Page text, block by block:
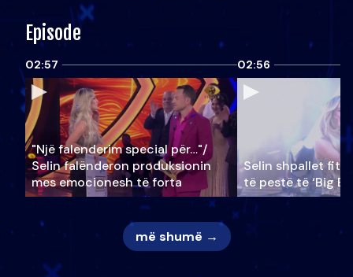
Episode
02:57
"Një falenderim special për…"/
Selin falënderon produksionin
mes emocionesh të forta
02:56
Selin shpallet
të pestë të ‘Big
më shumë →